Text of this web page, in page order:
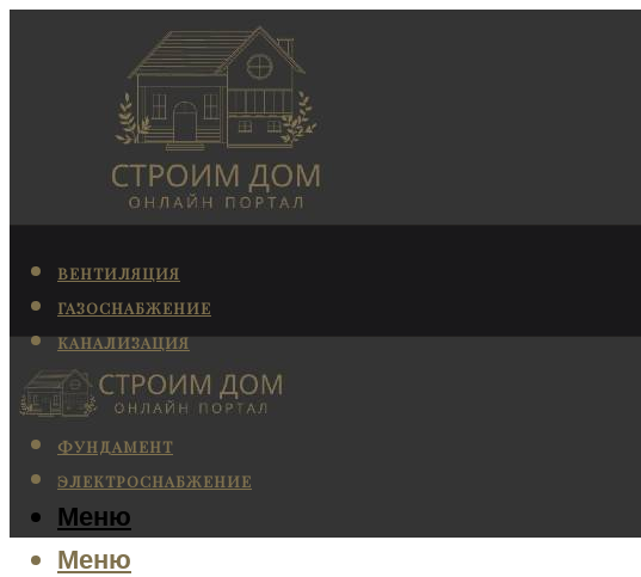
ВЕНТИЛЯЦИЯ
ГАЗОСНАБЖЕНИЕ
КАНАЛИЗАЦИЯ
КОНДИЦИОНИРОВАНИЕ
ОТОПЛЕНИЕ
ФУНДАМЕНТ
ЭЛЕКТРОСНАБЖЕНИЕ
Меню
Меню